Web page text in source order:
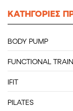
KATHΓΟΡΙΕΣ
BODY PUMP
FUNCTIONAL
IFIT
PILATES